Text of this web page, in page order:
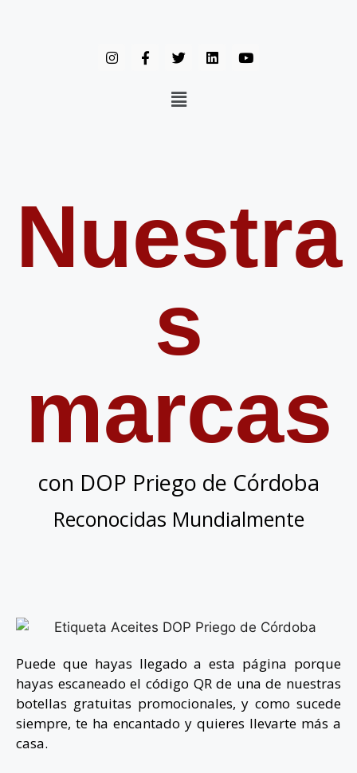
Nuestra
s
marcas
con DOP Priego de Córdoba
Reconocidas Mundialmente
Puede que hayas llegado a esta página porque
hayas escaneado el código QR de una de nuestras
botellas gratuitas promocionales, y como sucede
siempre, te ha encantado y quieres llevarte más a
casa.